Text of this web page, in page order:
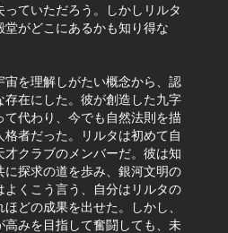
ていただろう。しかしリルタ
がどこにあるかも知り得な
宙を理解しがたい概念から、認
在にした。彼が創造した九字
代わり、今でも自然法則を描
者だった。リルタは初めて自
クラブのメンバーだ。彼は知
探求の道を歩み、銀河文明の
くこう言う、自分はリルタの
どの成果を出せた。しかし、
みを目指して奮闘しても、未